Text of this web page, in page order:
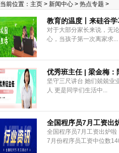
当前位置： 主页 > 新闻中心 > 热点专题 >
教育的温度丨来硅谷
对于大部分家长来说，无
心，当孩子第一次离家求...
优秀班主任 | 梁金梅：
坚守三尺讲台 她们兢兢业
人 更是同学们生活中...
全国程序员7月工资出
全国程序员7月工资出炉
7月份程序员工资中位数